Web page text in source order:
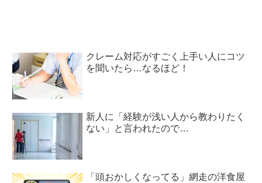
クレーム対応がすごく上手い人にコツ
を聞いたら…なるほど！
新人に「経験が浅い人から教わりたく
ない」と言われたので…
「頭おかしくなってる」網走の洋食屋